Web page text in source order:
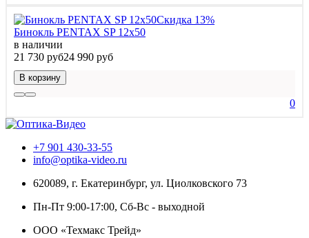
Скидка 13%
Бинокль PENTAX SP 12x50
в наличии
21 730 руб24 990 руб
В корзину
0
+7 901 430-33-55
info@optika-video.ru
620089, г. Екатеринбург, ул. Циолковского 73
Пн-Пт 9:00-17:00, Сб-Вс - выходной
ООО «Техмакс Трейд»